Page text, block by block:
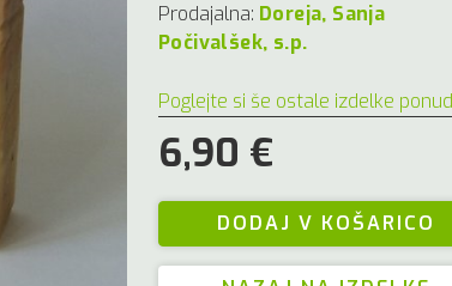
Prodajalna: Doreja, Sanja
Počivalšek, s.p.
Poglejte si še ostale izdelke
6,90 €